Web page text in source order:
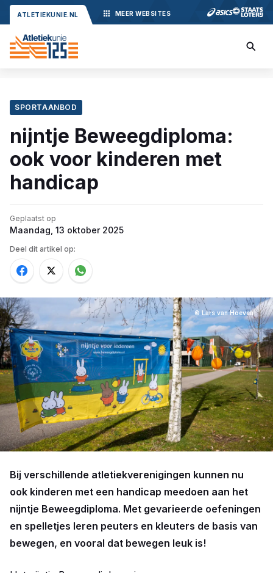
ATLETIEKUNIE.NL MEER WEBSITES
SPORTAANBOD
nijntje Beweegdiploma:
ook voor kinderen met
handicap
Geplaatst op
Maandag, 13 oktober 2025
Deel dit artikel op:
© Lars van Hoeven
Bij verschillende atletiekverenigingen kunnen nu
ook kinderen met een handicap meedoen aan het
nijntje Beweegdiploma. Met gevarieerde oefeningen
en spelletjes leren peuters en kleuters de basis van
bewegen, en vooral dat bewegen leuk is!